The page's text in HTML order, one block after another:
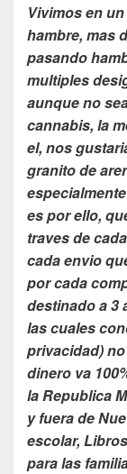
Vivimos en
hambre, mas
pasando
multiples
aunque no
cannabis, la
el, nos
granito de
es por ello,
traves de
cada envio
por cada
destinado a 3
las cuales
privacidad)
dinero va
la Republica
y fuera de
escolar,
para las